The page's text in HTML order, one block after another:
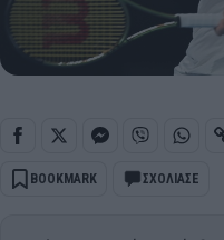
BOOKMARK ΣΧΟΛΙΑΣΕ